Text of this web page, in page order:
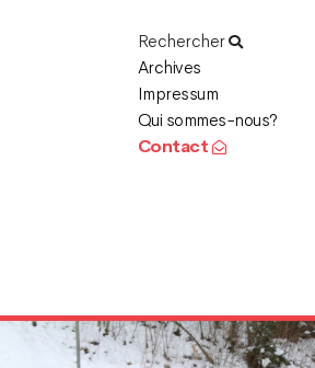
Rechercher
Archives
Impressum
Qui sommes-nous?
Contact